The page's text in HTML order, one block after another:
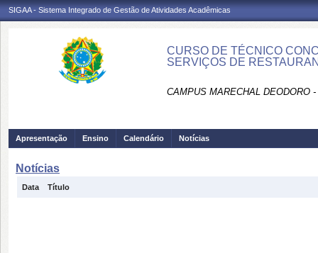
SIGAA - Sistema Integrado de Gestão de Atividades Acadêmicas
CURSO DE TÉCNICO
SERVIÇOS DE
CAMPUS MARECHAL DEODORO
Apresentação Ensino Calendário Notícias
Notícias
Data Título